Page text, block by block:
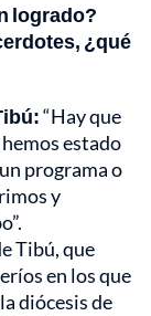
logrado?
¿qué
“Hay que
estado
programa o
y
Tibú, que
en los que
diócesis de